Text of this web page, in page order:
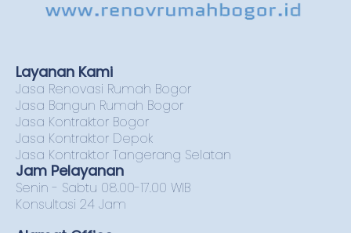
Layanan Kami
Jasa Renovasi Rumah Bogor
Jasa Bangun Rumah Bogor
Jasa Kontraktor Bogor
Jasa Kontraktor Depok
Jasa Kontraktor Tangerang Selatan
Jam Pelayanan
Senin - Sabtu 08.00-17.00 WIB
Konsultasi 24 Jam